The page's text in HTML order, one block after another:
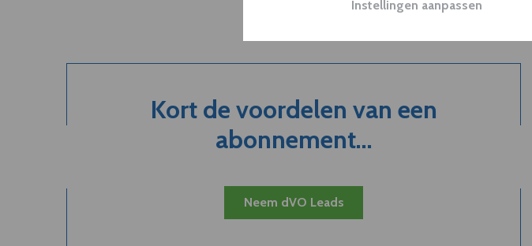
Instellingen aanpassen
Kort de voordelen van een
abonnement...
Neem dVO Leads